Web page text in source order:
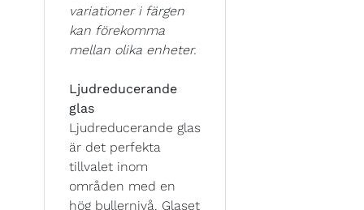
variationer i färgen
kan förekomma
mellan olika enheter.
Ljudreducerande
glas
Ljudreducerande glas
är det perfekta
tillvalet inom
områden med en
hög bullernivå. Glaset